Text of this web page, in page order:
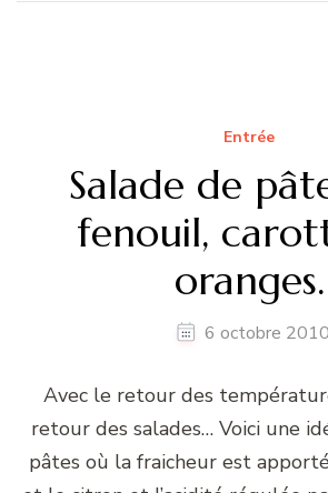
Entrée
Salade de
fenouil,
oranges.
6 octobre 2010
Avec le retour des
retour des salades… Voici une
pâtes où la fraicheur est